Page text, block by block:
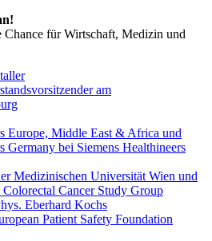
Chance für Wirtschaft, Medizin und
am
Europe, Middle East & Africa und
bei Siemens Healthineers
Medizinischen Universität Wien und
Cancer Study Group
Eberhard Kochs
Patient Safety Foundation